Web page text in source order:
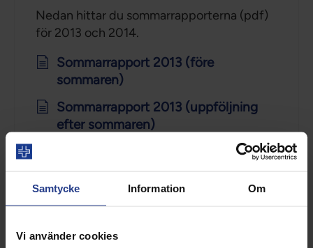
Samtycke Information Om
Vi använder cookies
Nedan hittar du sommarrapporterna (pdf)
för 2013 och 2014.
Sommarrapport 2013 (före
sommaren)
Sommarrapport 2013 (uppföljning
efter sommaren)
Sommarrapport 2014 (uppföljning